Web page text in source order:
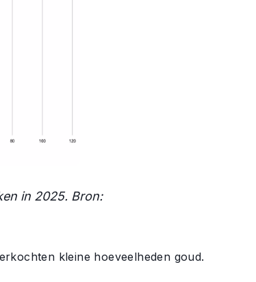
in 2025. Bron:
kleine hoeveelheden goud.